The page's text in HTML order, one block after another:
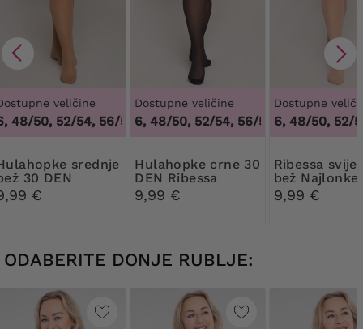
veličine
50, 52/54, 56/58, 60/62,44/46, 48/50, 52/54, 56/58,
30 DEN
€
Dostupne veličine
44/46, 48/50, 52/54, 56/58, 60/62,44/46,
Hulahopke crne 30
DEN Ribessa
9,99 €
Dostupne
44/46, 48/50, 52/
Ribessa svijetlo
bež Najlonke
DEN
9,99 €
ODABERITE DONJE RUBLJE: